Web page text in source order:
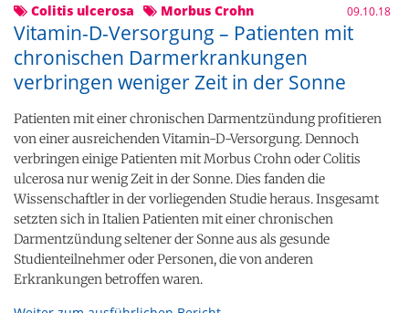
Colitis ulcerosa
Morbus Crohn 09.10.18
Vitamin-D-Versorgung – Patienten mit
chronischen Darmerkrankungen
verbringen weniger Zeit in der Sonne
Patienten mit einer chronischen Darmentzündung profitieren
von einer ausreichenden Vitamin-D-Versorgung. Dennoch
verbringen einige Patienten mit Morbus Crohn oder Colitis
ulcerosa nur wenig Zeit in der Sonne. Dies fanden die
Wissenschaftler in der vorliegenden Studie heraus. Insgesamt
setzten sich in Italien Patienten mit einer chronischen
Darmentzündung seltener der Sonne aus als gesunde
Studienteilnehmer oder Personen, die von anderen
Erkrankungen betroffen waren.